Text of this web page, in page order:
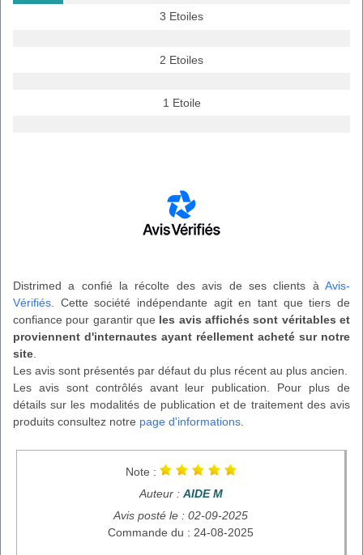
3 Etoiles
2 Etoiles
1 Etoile
Distrimed a confié la récolte des avis de ses clients à Avis-
Vérifiés . Cette société indépendante agit en tant que tiers de
confiance pour garantir que les avis affichés sont véritables et
proviennent d'internautes ayant réellement acheté sur notre
site
Les avis sont présentés par défaut du plus récent au plus ancien.
Les avis sont contrôlés avant leur publication. Pour plus de
détails sur les modalités de publication et de traitement des avis
produits consultez notre page d'informations
Note :
Auteur : AIDE M
Avis posté le : 02-09-2025
Commande du : 24-08-2025